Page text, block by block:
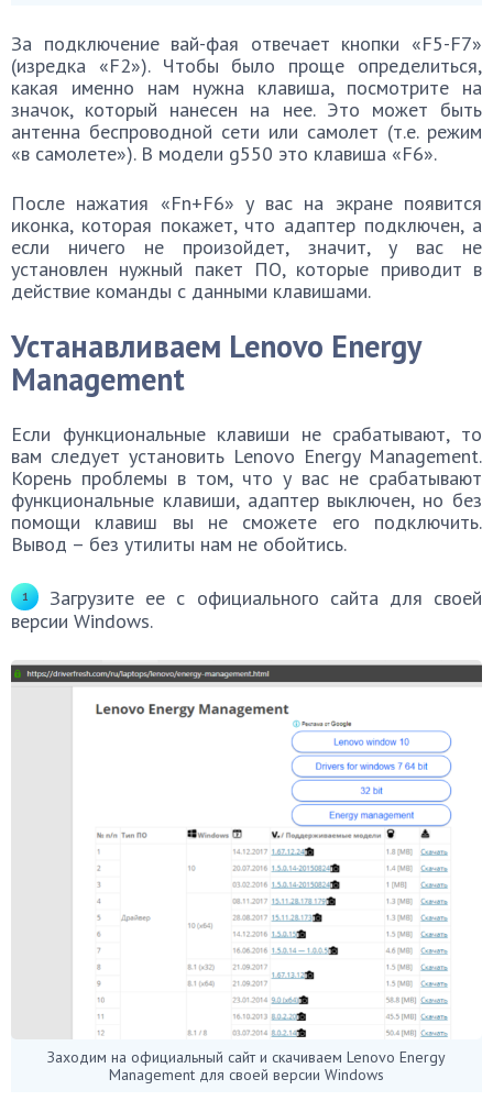
За подключение вай-фая отвечает кнопки «F5-F7»
(изредка «F2»). Чтобы было проще определиться,
какая именно нам нужна клавиша, посмотрите на
значок, который нанесен на нее. Это может быть
антенна беспроводной сети или самолет (т.е. режим
«в самолете»). В модели g550 это клавиша «F6».
После нажатия «Fn+F6» у вас на экране появится
иконка, которая покажет, что адаптер подключен, а
если ничего не произойдет, значит, у вас не
установлен нужный пакет ПО, которые приводит в
действие команды с данными клавишами.
Устанавливаем Lenovo Energy
Management
Если функциональные клавиши не срабатывают, то
вам следует установить Lenovo Energy Management.
Корень проблемы в том, что у вас не срабатывают
функциональные клавиши, адаптер выключен, но без
помощи клавиш вы не сможете его подключить.
Вывод – без утилиты нам не обойтись.
Загрузите ее с официального сайта для своей
версии Windows.
Заходим на официальный сайт и скачиваем Lenovo Energy
Management для своей версии Windows